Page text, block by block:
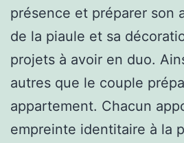
présence et préparer son
de la piaule et sa
projets à avoir en duo.
autres que le couple
appartement. Chacun
empreinte identitaire à la